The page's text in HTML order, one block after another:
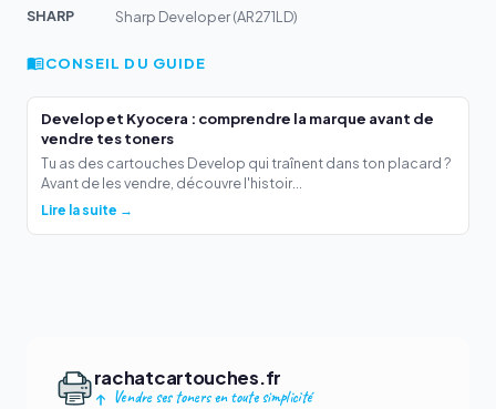
SHARP
Sharp Developer (AR271LD)
CONSEIL DU GUIDE
Develop et Kyocera : comprendre la marque avant de
vendre tes toners
Tu as des cartouches Develop qui traînent dans ton placard ?
Avant de les vendre, découvre l'histoir...
Lire la suite →
rachatcartouches.fr
Vendre ses toners en toute simplicité